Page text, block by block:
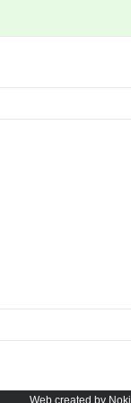
Web created by Noki